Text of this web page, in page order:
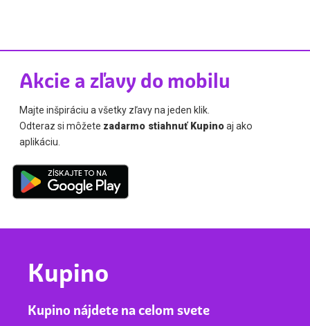
Akcie a zľavy do mobilu
Majte inšpiráciu a všetky zľavy na jeden klik.
Odteraz si môžete zadarmo stiahnuť Kupinoaj ako
aplikáciu.
Kupino
Kupino nájdete na celom svete